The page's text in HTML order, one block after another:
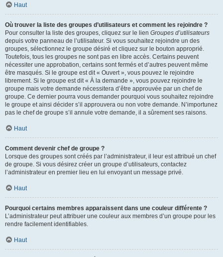
Haut
Où trouver la liste des groupes d’utilisateurs et comment les rejoindre ?
Pour consulter la liste des groupes, cliquez sur le lien Groupes d’utilisateurs
depuis votre panneau de l’utilisateur. Si vous souhaitez rejoindre un des
groupes, sélectionnez le groupe désiré et cliquez sur le bouton approprié.
Toutefois, tous les groupes ne sont pas en libre accès. Certains peuvent
nécessiter une approbation, certains sont fermés et d’autres peuvent même
être masqués. Si le groupe est dit « Ouvert », vous pouvez le rejoindre
librement. Si le groupe est dit « À la demande », vous pouvez rejoindre le
groupe mais votre demande nécessitera d’être approuvée par un chef de
groupe. Ce dernier pourra vous demander pourquoi vous souhaitez rejoindre
le groupe et ainsi décider s’il approuvera ou non votre demande. N’importunez
pas le chef de groupe s’il annule votre demande, il a sûrement ses raisons.
Haut
Comment devenir chef de groupe ?
Lorsque des groupes sont créés par l’administrateur, il leur est attribué un chef
de groupe. Si vous désirez créer un groupe d’utilisateurs, contactez
l’administrateur en premier lieu en lui envoyant un message privé.
Haut
Pourquoi certains membres apparaissent dans une couleur différente ?
L’administrateur peut attribuer une couleur aux membres d’un groupe pour les
rendre facilement identifiables.
Haut